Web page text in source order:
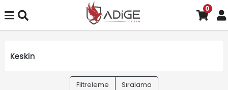
0
Keskin
Filtreleme Sıralama